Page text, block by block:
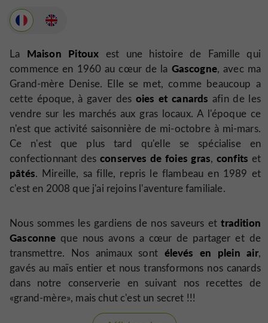
La Maison Pitoux est une histoire de Famille qui
commence en 1960 au cœur de la Gascogne, avec ma
Grand-mère Denise. Elle se met, comme beaucoup a
cette époque, à gaver des oies et canards afin de les
vendre sur les marchés aux gras locaux. A l'époque ce
n'est que activité saisonnière de mi-octobre à mi-mars.
Ce n'est que plus tard qu'elle se spécialise en
confectionnant desconserves de foies gras, confits et
pâtés. Mireille, sa fille, repris le flambeau en 1989 et
c'est en 2008 que j'ai rejoins l'aventure familiale.
Nous sommes les gardiens de nos saveurs ettradition
Gasconne que nous avons a cœur de partager et de
transmettre. Nos animaux sont élevés en plein air,
gavés au maïs entier et nous transformons nos canards
dans notre conserverie en suivant nos recettes de
«grand-mère», mais chut c'est un secret !!!